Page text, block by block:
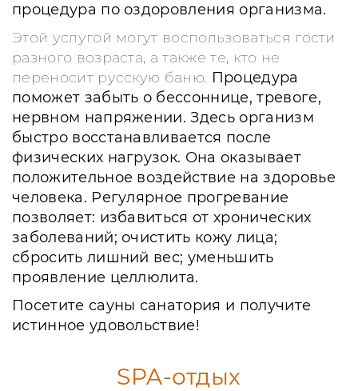
процедура по оздоровления организма.
Этой услугой могут воспользоваться гости
разного возраста, а также те, кто не
переносит русскую баню. Процедура
поможет забыть о бессоннице, тревоге,
нервном напряжении. Здесь организм
быстро восстанавливается после
физических нагрузок. Она оказывает
положительное воздействие на здоровье
человека. Регулярное прогревание
позволяет: избавиться от хронических
заболеваний; очистить кожу лица;
сбросить лишний вес; уменьшить
проявление целлюлита.
Посетите сауны санатория и получите
истинное удовольствие!
SPA-отдых